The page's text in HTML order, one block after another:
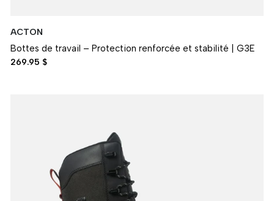
ACTON
Bottes de travail – Protection renforcée et stabilité | G3E
269.95 $